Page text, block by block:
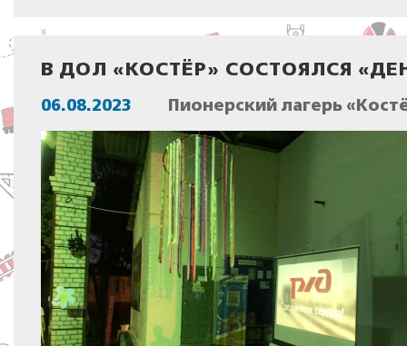
В ДОЛ «КОСТЁР» СОСТОЯЛСЯ
06.08.2023 Пионерский лагерь